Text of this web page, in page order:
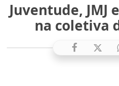
Juventude, JMJ
na coletiva